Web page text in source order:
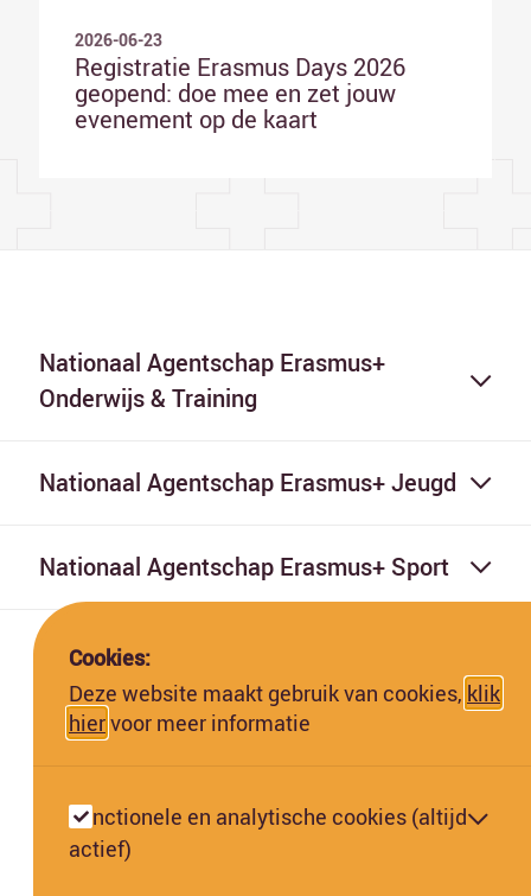
2026-06-23
Registratie Erasmus Days 2026
geopend: doe mee en zet jouw
evenement op de kaart
Nationaal Agentschap Erasmus+
Onderwijs & Training
Nationaal Agentschap Erasmus+ Jeugd
Nationaal Agentschap Erasmus+ Sport
gesteld voor de inhoud hiervan.
Cookies:
Deze website maakt gebruik van cookies, klik
hiervoor meer informatie
Functionele en analytische cookies (altijd
actief)